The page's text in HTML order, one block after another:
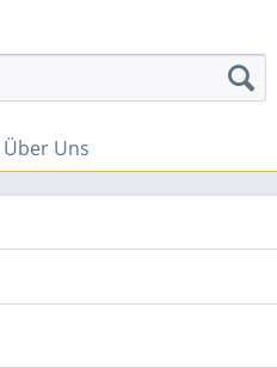
Über Uns